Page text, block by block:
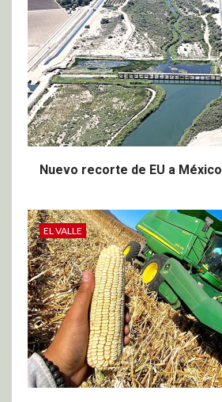
Nuevo recorte de EU a México
EL VALLE